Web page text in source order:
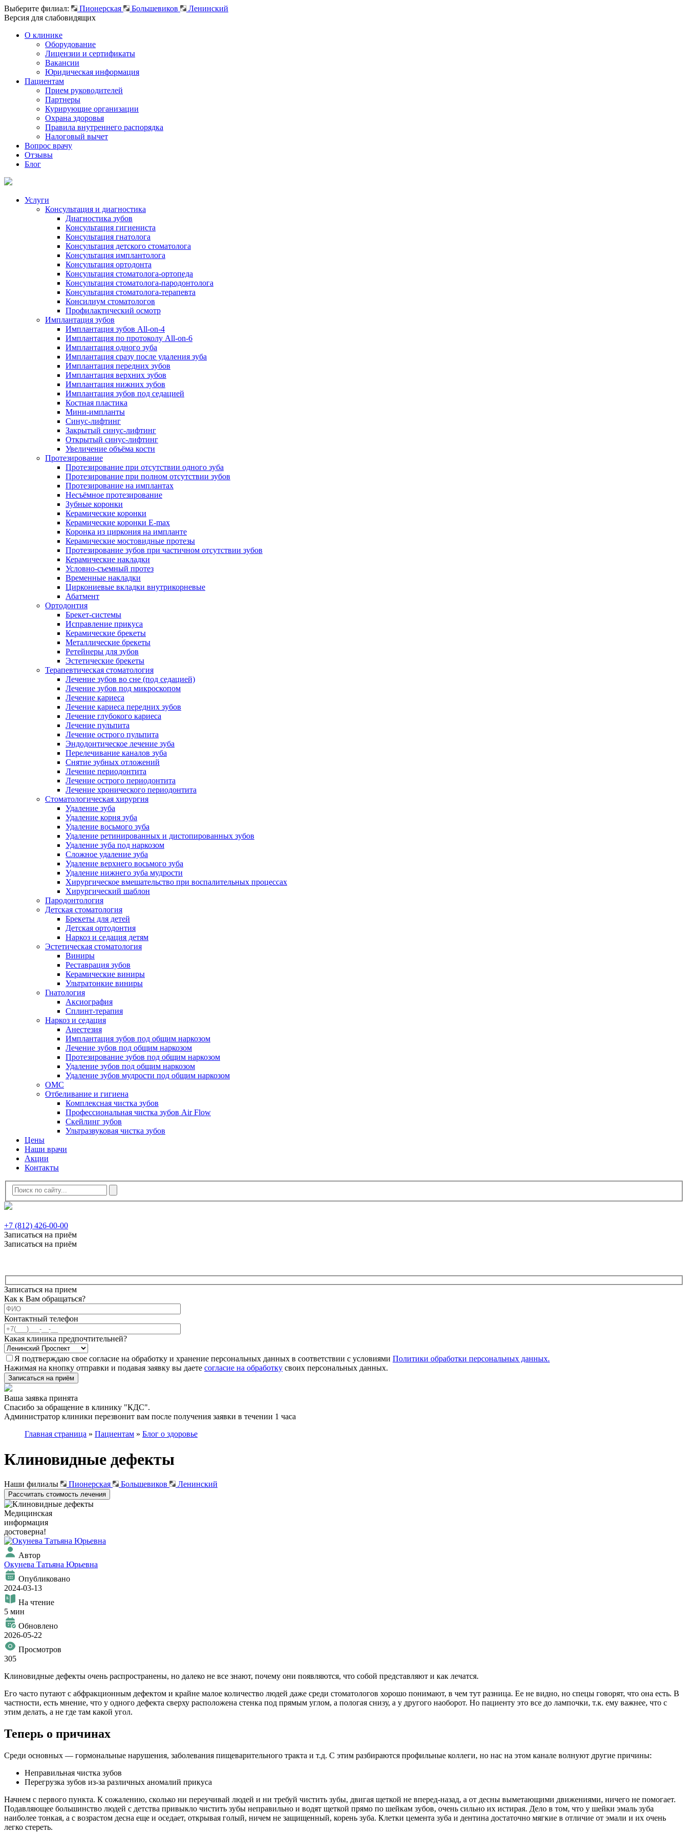
Выберите филиал: Пионерская Большевиков
Ленинский
Версия для слабовидящих
О клинике
Оборудование
Лицензии и сертификаты
Вакансии
Юридическая информация
Пациентам
Прием руководителей
Партнеры
Курирующие организации
Охрана здоровья
Правила внутреннего распорядка
Налоговый вычет
Вопрос врачу
Отзывы
Блог
Услуги
Консультация и диагностика
Диагностика зубов
Консультация гигиениста
Консультация гнатолога
Консультация детского стоматолога
Консультация имплантолога
Консультация ортодонта
Консультация стоматолога-ортопеда
Консультация стоматолога-пародонтолога
Консультация стоматолога-терапевта
Консилиум стоматологов
Профилактический осмотр
Имплантация зубов
Имплантация зубов All-on-4
Имплантация по протоколу All-on-6
Имплантация одного зуба
Имплантация сразу после удаления зуба
Имплантация передних зубов
Имплантация верхних зубов
Имплантация нижних зубов
Имплантация зубов под седацией
Костная пластика
Мини-импланты
Синус-лифтинг
Закрытый синус-лифтинг
Открытый синус-лифтинг
Увеличение объёма кости
Протезирование
Протезирование при отсутствии одного зуба
Протезирование при полном отсутствии зубов
Протезирование на имплантах
Несъёмное протезирование
Зубные коронки
Керамические коронки
Керамические коронки E-max
Коронка из циркония на импланте
Керамические мостовидные протезы
Протезирование зубов при частичном отсутствии зубов
Керамические накладки
Условно-съемный протез
Временные накладки
Циркониевые вкладки внутрикорневые
Абатмент
Ортодонтия
Брекет-системы
Исправление прикуса
Керамические брекеты
Металлические брекеты
Ретейнеры для зубов
Эстетические брекеты
Терапевтическая стоматология
Лечение зубов во сне (под седацией)
Лечение зубов под микроскопом
Лечение кариеса
Лечение кариеса передних зубов
Лечение глубокого кариеса
Лечение пульпита
Лечение острого пульпита
Эндодонтическое лечение зуба
Перелечивание каналов зуба
Снятие зубных отложений
Лечение периодонтита
Лечение острого периодонтита
Лечение хронического периодонтита
Стоматологическая хирургия
Удаление зуба
Удаление корня зуба
Удаление восьмого зуба
Удаление ретинированных и дистопированных зубов
Удаление зуба под наркозом
Сложное удаление зуба
Удаление верхнего восьмого зуба
Удаление нижнего зуба мудрости
Хирургическое вмешательство при воспалительных процессах
Хирургический шаблон
Пародонтология
Детская стоматология
Брекеты для детей
Детская ортодонтия
Наркоз и седация детям
Эстетическая стоматология
Виниры
Реставрация зубов
Керамические виниры
Ультратонкие виниры
Гнатология
Аксиография
Сплинт-терапия
Наркоз и седация
Анестезия
Имплантация зубов под общим наркозом
Лечение зубов под общим наркозом
Протезирование зубов под общим наркозом
Удаление зубов под общим наркозом
Удаление зубов мудрости под общим наркозом
ОМС
Отбеливание и гигиена
Комплексная чистка зубов
Профессиональная чистка зубов Air Flow
Скейлинг зубов
Ультразвуковая чистка зубов
Цены
Наши врачи
Акции
Контакты
+7 (812) 426-00-00
Записаться на приём
Записаться на приём
Записаться на прием
Как к Вам обращаться?
Контактный телефон
Какая клиника предпочтительней?
Я подтверждаю свое согласие на обработку и хранение персональных данных в соответствии с условиями Политики обработки персональных данных.
Нажимая на кнопку отправки и подавая заявку вы даете согласие на обработку своих персональных данных.
Записаться на приём
Ваша заявка принята
Спасибо за обращение в клинику "КДС".
Администратор клиники перезвонит вам после получения заявки в течении 1 часа
Главная страница » Пациентам » Блог о здоровье
Клиновидные дефекты
Наши филиалы Пионерская Большевиков Ленинский
Рассчитать стоимость лечения
Медицинская
информация
достоверна!
Автор
Окунева Татьяна Юрьевна
Опубликовано
2024-03-13
На чтение
5 мин
Обновлено
2026-05-22
Просмотров
305
Клиновидные дефекты очень распространены, но далеко не все знают, почему они появляются, что собой представляют и как лечатся.
Его часто путают с абфракционным дефектом и крайне малое количество людей даже среди стоматологов хорошо понимают, в чем тут разница. Ее не видно, но спецы говорят, что она есть. В
частности, есть мнение, что у одного дефекта сверху расположена стенка под прямым углом, а пологая снизу, а у другого наоборот. Но пациенту это все до лампочки, т.к. ему важнее, что с
этим делать, а не где там какой угол.
Теперь о причинах
Среди основных — гормональные нарушения, заболевания пищеварительного тракта и т.д. С этим разбираются профильные коллеги, но нас на этом канале волнуют другие причины:
Неправильная чистка зубов
Перегрузка зубов из-за различных аномалий прикуса
Начнем с первого пункта. К сожалению, сколько ни переучивай людей и ни требуй чистить зубы, двигая щеткой не вперед-назад, а от десны выметающими движениями, ничего не помогает.
Подавляющее большинство людей с детства привыкло чистить зубы неправильно и водят щеткой прямо по шейкам зубов, очень сильно их истирая. Дело в том, что у шейки эмаль зуба
наиболее тонкая, а с возрастом десна еще и оседает, открывая голый, ничем не защищенный, корень зуба. Клетки цемента зуба и дентина достаточно мягкие в отличие от эмали и их очень
легко стереть.